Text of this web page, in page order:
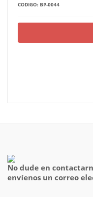
CODIGO: BP-0044
No dude en
envíenos un correo